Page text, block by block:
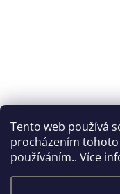
Tento web používá
procházením
používáním.. Více